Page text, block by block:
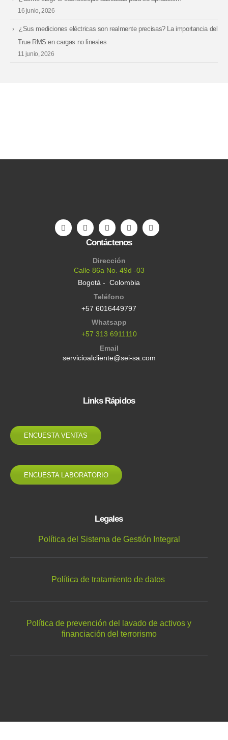
16 junio, 2026
¿Sus mediciones eléctricas son realmente precisas? La importancia del
True RMS en cargas no lineales
11 junio, 2026
Contáctenos
Dirección
Calle 86a No. 49d -03
Bogotá - Colombia
Teléfono
+57 6016449797
Whatsapp
+57 313 6911110
Email
servicioalcliente@sei-sa.com
Links Rápidos
ENCUESTA VENTAS
ENCUESTA LABORATORIO
Legales
Política del Sistema de Gestión Integral
Política de tratamiento de datos
Política de prevención del lavado de activos y
financiación del terrorismo